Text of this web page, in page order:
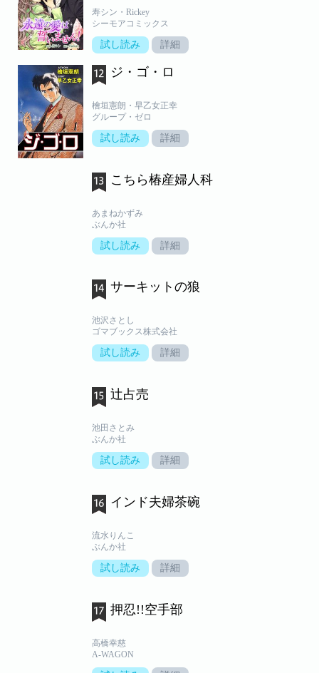
寿シン・Rickey
シーモアコミックス
試し読み 詳細
ジ・ゴ・ロ
檜垣憲朗・早乙女正幸
グループ・ゼロ
試し読み 詳細
こちら椿産婦人科
あまねかずみ
ぶんか社
試し読み 詳細
サーキットの狼
池沢さとし
ゴマブックス株式会社
試し読み 詳細
辻占売
池田さとみ
ぶんか社
試し読み 詳細
インド夫婦茶碗
流水りんこ
ぶんか社
試し読み 詳細
押忍!!空手部
高橋幸慈
A-WAGON